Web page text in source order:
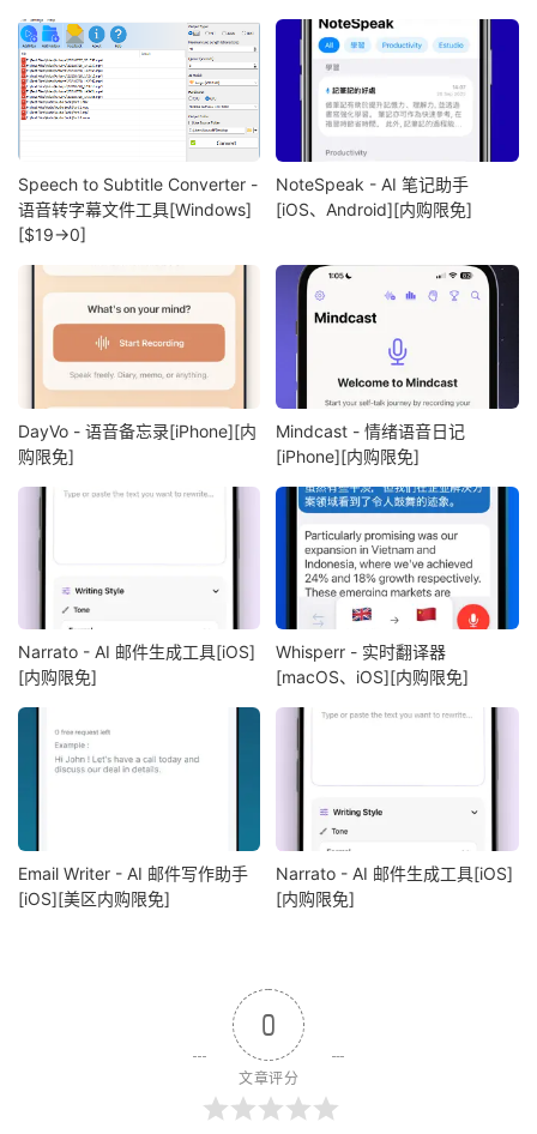
Speech to Subtitle Converter -
语音转字幕文件工具[Windows]
[$19→0]
NoteSpeak - AI 笔记助手
[iOS、Android][内购限免]
DayVo - 语音备忘录[iPhone][内
购限免]
Mindcast - 情绪语音日记
[iPhone][内购限免]
Narrato - AI 邮件生成工具[iOS]
[内购限免]
Whisperr - 实时翻译器
[macOS、iOS][内购限免]
Email Writer - AI 邮件写作助手
[iOS][美区内购限免]
Narrato - AI 邮件生成工具[iOS]
[内购限免]
0
文章评分